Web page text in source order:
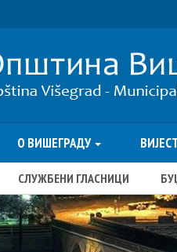
О ВИШЕГРАДУ
СЛУЖБЕНИ ГЛАСНИЦИ